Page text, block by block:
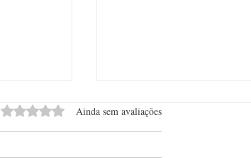
Avaliado com 0 de 5 estrelas.
Ainda sem avaliações